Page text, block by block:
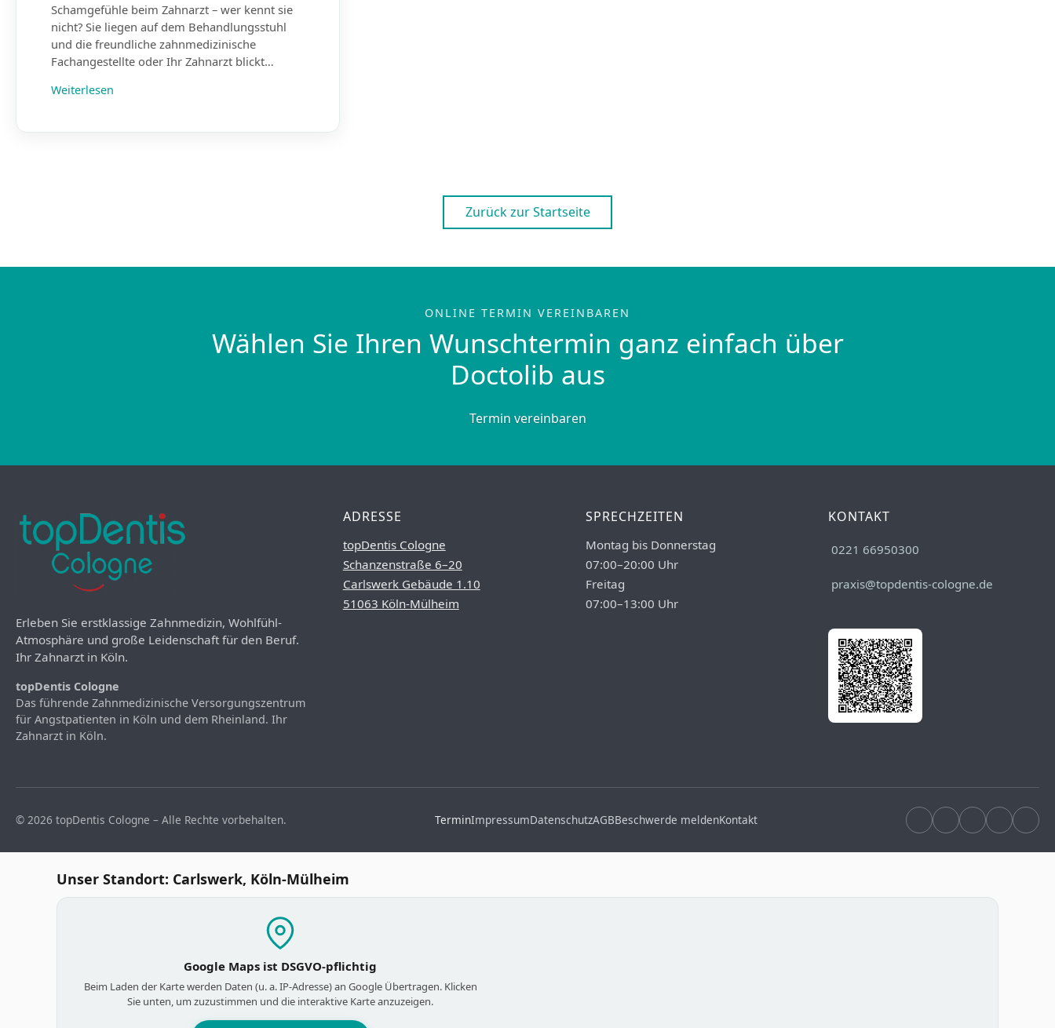
Schamgefühle beim Zahnarzt – wer kennt sie
nicht? Sie liegen auf dem Behandlungsstuhl
und die freundliche zahnmedizinische
Fachangestellte oder Ihr Zahnarzt blickt…
Weiterlesen
Zurück zur Startseite
ONLINE TERMIN VEREINBAREN
Wählen Sie Ihren Wunschtermin ganz einfach über
Doctolib aus
Termin vereinbaren
Erleben Sie erstklassige Zahnmedizin, Wohlfühl-
Atmosphäre und große Leidenschaft für den Beruf.
Ihr Zahnarzt in Köln.
topDentis Cologne
Das führende Zahnmedizinische Versorgungszentrum
für Angstpatienten in Köln und dem Rheinland. Ihr
Zahnarzt in Köln.
ADRESSE
topDentis Cologne
Schanzenstraße 6–20
Carlswerk Gebäude 1.10
51063 Köln-Mülheim
SPRECHZEITEN
Montag bis Donnerstag
07:00–20:00 Uhr
Freitag
07:00–13:00 Uhr
KONTAKT
0221 66950300
praxis@topdentis-cologne.de
© 2026 topDentis Cologne – Alle Rechte vorbehalten. TerminImpressumDatenschutzAGBBeschwerde meldenKontakt
Unser Standort: Carlswerk, Köln-Mülheim
Google Maps ist DSGVO-pflichtig
Beim Laden der Karte werden Daten (u. a. IP-Adresse) an Google Übertragen. Klicken
Sie unten, um zuzustimmen und die interaktive Karte anzuzeigen.